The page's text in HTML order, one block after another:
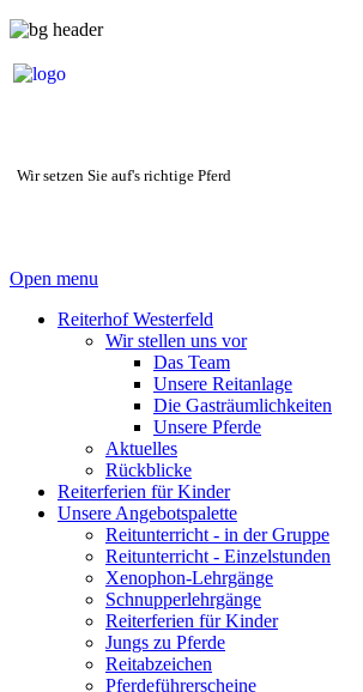
Wir setzen Sie auf's richtige Pferd
Open menu
Reiterhof Westerfeld
Wir stellen uns vor
Das Team
Unsere Reitanlage
Die Gasträumlichkeiten
Unsere Pferde
Aktuelles
Rückblicke
Reiterferien für Kinder
Unsere Angebotspalette
Reitunterricht - in der Gruppe
Reitunterricht - Einzelstunden
Xenophon-Lehrgänge
Schnupperlehrgänge
Reiterferien für Kinder
Jungs zu Pferde
Reitabzeichen
Pferdeführerscheine